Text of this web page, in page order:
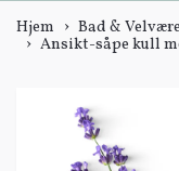
Hjem Bad & Velvære
Ansikt-såpe kull